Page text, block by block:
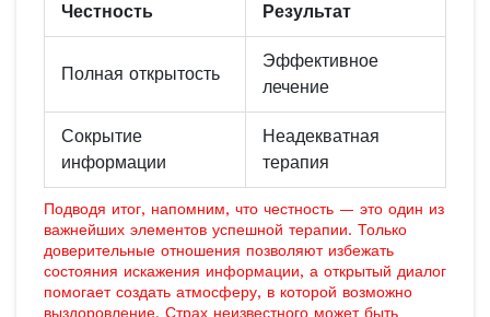
Честность Результат
Полная открытость
Эффективное
лечение
Сокрытие
информации
Неадекватная
терапия
Подводя итог, напомним, что честность — это один из
важнейших элементов успешной терапии. Только
доверительные отношения позволяют избежать
состояния искажения информации, а открытый диалог
помогает создать атмосферу, в которой возможно
выздоровление. Страх неизвестного может быть